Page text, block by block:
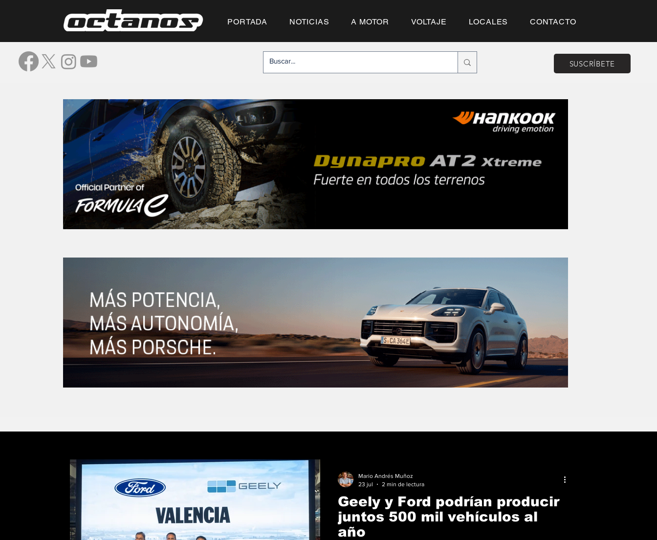
PORTADA NOTICIAS A MOTOR VOLTAJE LOCALES CONTACTO
SUSCRÍBETE
Geely y Ford podrían producir
juntos 500 mil vehículos al
año
Mario Andrés Muñoz
23 jul
2 min de lectura